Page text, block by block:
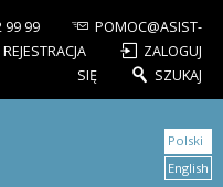
99 99
POMOC@ASIST-
REJESTRACJA
ZALOGUJ
SIĘ
SZUKAJ
Polski
English